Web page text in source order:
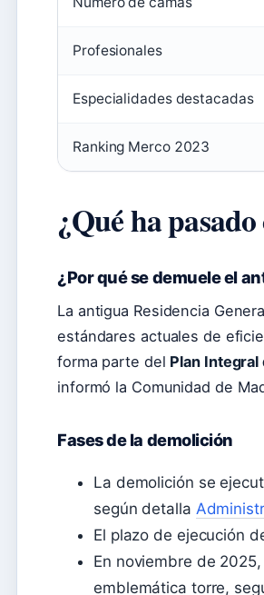
Profesionales
Especialidades destacadas
Ranking Merco 2023
¿Qué ha
¿Por qué se demuele el
La antigua Residencia
estándares actuales de
forma parte del Plan
informó la Comunidad de
Fases de la demolición
La demolición se
según detalla
El plazo de ejecución
En noviembre de
emblemática torre,